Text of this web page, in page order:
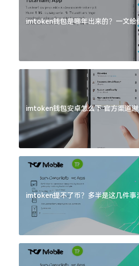
imtoken钱包是哪年出来的？一文给
imtoken钱包安卓怎么下 官方渠道
imtoken提不了币？多半是这几件事